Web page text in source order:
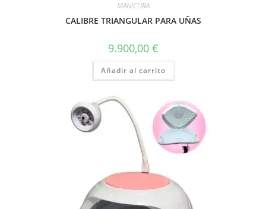
MANICURA
CALIBRE TRIANGULAR PARA UÑAS
9.900,00 €
Añadir al carrito